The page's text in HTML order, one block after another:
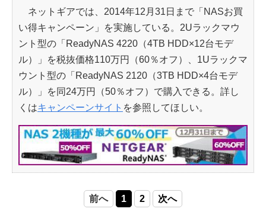
ネットギアでは、2014年12月31日まで「NASお買
い得キャンペーン」を実施している。2Uラックマウ
ント型の「ReadyNAS 4220（4TB HDD×12台モデ
ル）」を税抜価格110万円（60％オフ）、1Uラックマ
ウント型の「ReadyNAS 2120（3TB HDD×4台モデ
ル）」を同24万円（50％オフ）で購入できる。詳し
くはキャンペーンサイト を参照してほしい。
前へ 1 2 次へ